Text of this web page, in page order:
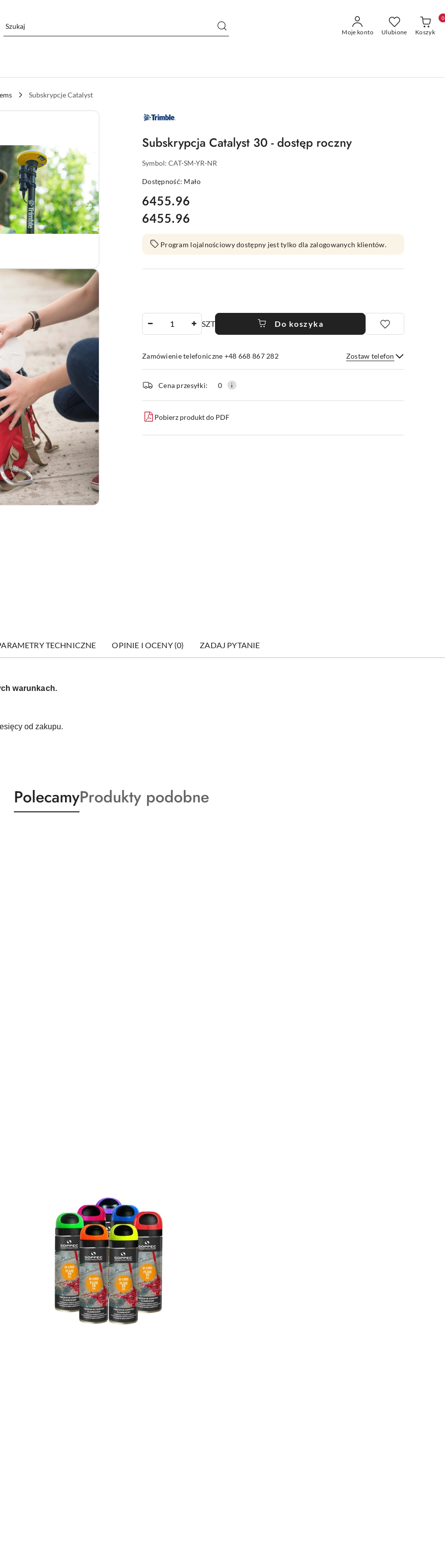
Moje konto Ulubione Koszyk
0
Subskrypcje Catalyst
NAZWA
PRODUCENTA:
Subskrypcja Catalyst 30 - dostęp roczny
Symbol: CAT-SM-YR-NR
Dostępność: Mało
cena:
6455.96
Cena:
6455.96
Program lojalnościowy dostępny jest tylko dla zalogowanych klientów.
SZT Do koszyka
Zamówienie telefoniczne +48 668 867 282 Zostaw telefon
Wyślij
Dostępność
i
dostawa
Cena przesyłki: 0
Pobierz produkt do PDF
TECHNICZNE OPINIE I OCENY (0) ZADAJ PYTANIE
warunkach.
od zakupu.
Produkty
o
PolecamyProdukty
o
Produkty podobne